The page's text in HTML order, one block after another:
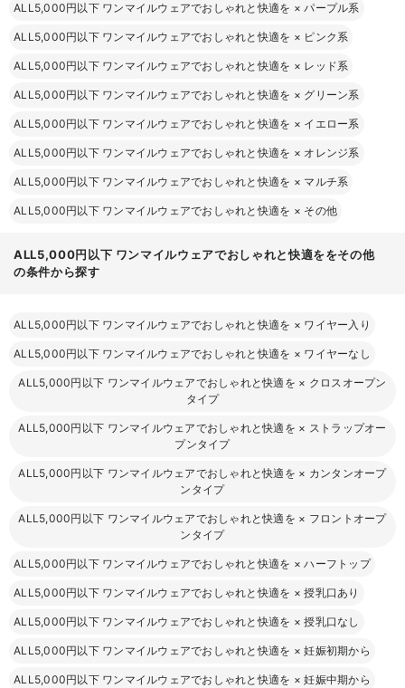
ALL5,000円以下 ワンマイルウェアでおしゃれと快適を ×パープル系
ALL5,000円以下 ワンマイルウェアでおしゃれと快適を × ピンク系
ALL5,000円以下 ワンマイルウェアでおしゃれと快適を × レッド系
ALL5,000円以下 ワンマイルウェアでおしゃれと快適を × グリーン系
ALL5,000円以下 ワンマイルウェアでおしゃれと快適を × イエロー系
ALL5,000円以下 ワンマイルウェアでおしゃれと快適を × オレンジ系
ALL5,000円以下 ワンマイルウェアでおしゃれと快適を × マルチ系
ALL5,000円以下 ワンマイルウェアでおしゃれと快適を × その他
ALL5,000円以下 ワンマイルウェアでおしゃれと快適ををその他
の条件から探す
ALL5,000円以下 ワンマイルウェアでおしゃれと快適を × ワイヤー入り
ALL5,000円以下 ワンマイルウェアでおしゃれと快適を × ワイヤーなし
ALL5,000円以下 ワンマイルウェアでおしゃれと快適を × クロスオープン
タイプ
ALL5,000円以下 ワンマイルウェアでおしゃれと快適を × ストラップオー
プンタイプ
ALL5,000円以下 ワンマイルウェアでおしゃれと快適を × カンタンオープ
ンタイプ
ALL5,000円以下 ワンマイルウェアでおしゃれと快適を × フロントオープ
ンタイプ
ALL5,000円以下 ワンマイルウェアでおしゃれと快適を ×ハーフトップ
ALL5,000円以下 ワンマイルウェアでおしゃれと快適を ×授乳口あり
ALL5,000円以下 ワンマイルウェアでおしゃれと快適を ×授乳口なし
ALL5,000円以下 ワンマイルウェアでおしゃれと快適を ×妊娠初期から
ALL5,000円以下 ワンマイルウェアでおしゃれと快適を ×妊娠中期から